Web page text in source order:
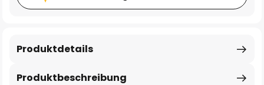
Produktbeschreibung
Produktdetails